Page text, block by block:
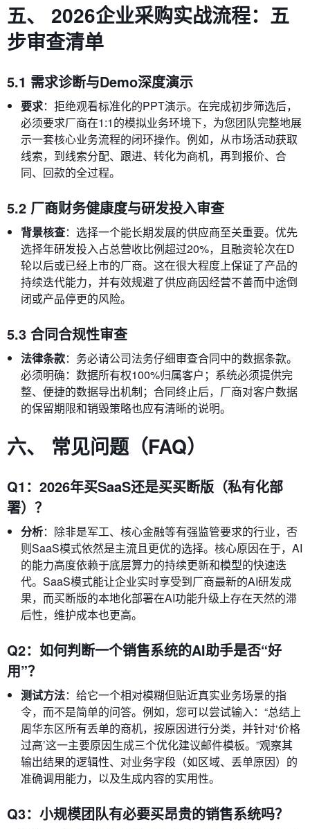
五、 2026企业采购实战流程：五
步审查清单
5.1 需求诊断与Demo深度演示
要求：拒绝观看标准化的PPT演示。在完成初步筛选后，
必须要求厂商在1:1的模拟业务环境下，为您团队完整地展
示一套核心业务流程的闭环操作。例如，从市场活动获取
线索，到线索分配、跟进、转化为商机，再到报价、合
同、回款的全过程。
5.2 厂商财务健康度与研发投入审查
背景核查：选择一个能长期发展的供应商至关重要。优先
选择年研发投入占总营收比例超过20%，且融资轮次在D
轮以后或已经上市的厂商。这在很大程度上保证了产品的
持续迭代能力，并有效规避了供应商因经营不善而中途倒
闭或产品停更的风险。
5.3 合同合规性审查
法律条款：务必请公司法务仔细审查合同中的数据条款。
必须明确：数据所有权100%归属客户；系统必须提供完
整、便捷的数据导出机制；合同终止后，厂商对客户数据
的保留期限和销毁策略也应有清晰的说明。
六、 常见问题（FAQ）
Q1：2026年买SaaS还是买买断版（私有化部
署）？
分析：除非是军工、核心金融等有强监管要求的行业，否
则SaaS模式依然是主流且更优的选择。核心原因在于，AI
的能力高度依赖于底层算力的持续更新和模型的快速迭
代。SaaS模式能让企业实时享受到厂商最新的AI研发成
果，而买断版的本地化部署在AI功能升级上存在天然的滞
后性，维护成本也更高。
Q2：如何判断一个销售系统的AI助手是否“好
用”？
测试方法：给它一个相对模糊但贴近真实业务场景的指
令，而不是简单的问答。例如，您可以尝试输入：“总结上
周华东区所有丢单的商机，按原因进行分类，并针对‘价格
过高’这一主要原因生成三个优化建议邮件模板。”观察其
输出结果的逻辑性、对业务字段（如区域、丢单原因）的
准确调用能力，以及生成内容的实用性。
Q3：小规模团队有必要买昂贵的销售系统吗？